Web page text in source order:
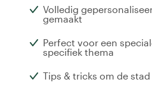
Volledig
gemaakt
Perfect voor een
specifiek thema
Tips & tricks om de